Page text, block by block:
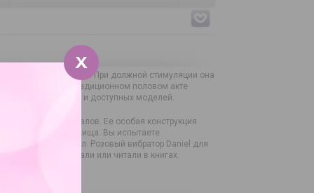
наслаждения. При должной стимуляции она
местечка при традиционном половом акте
интересных и доступных моделей.
материалов. Ее особая конструкция
всего влагалища. Вы испытаете
потенциал. Розовый вибратор Daniel для
вы только мечтали или читали в книгах.